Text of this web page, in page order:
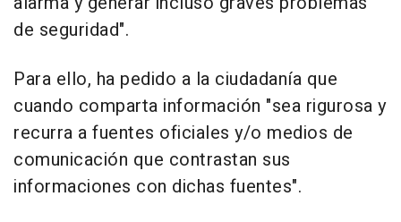
de seguridad".
Para ello, ha pedido a la ciudadanía que
cuando comparta información "sea rigurosa y
recurra a fuentes oficiales y/o medios de
comunicación que contrastan sus
informaciones con dichas fuentes".